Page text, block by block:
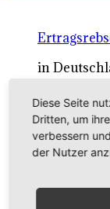
in
Rebsorten
externe
Diese Seite
Dritten, um
verbessern
der Nutzer